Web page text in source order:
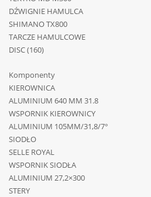
DŹWIGNIE HAMULCA
SHIMANO TX800
TARCZE HAMULCOWE
DISC (160)
Komponenty
KIEROWNICA
ALUMINIUM 640 MM 31.8
WSPORNIK KIEROWNICY
ALUMINIUM 105MM/31,8/7°
SIODŁO
SELLE ROYAL
WSPORNIK SIODŁA
ALUMINIUM 27,2×300
STERY